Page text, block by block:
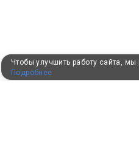
Чтобы улучшить работу сайта,
Подробнее